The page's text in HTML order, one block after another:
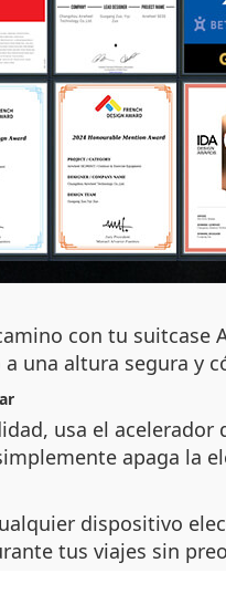
con tu suitcase
una altura segura y
usa el
apaga la
dispositivo
tus viajes sin